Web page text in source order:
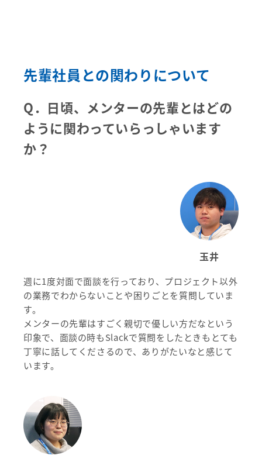
先輩社員との関わりについて
Q． 日頃、メンターの先輩とはどの
ように関わっていらっしゃいます
か？
玉井
週に1度対面で面談を行っており、プロジェクト以外
の業務でわからないことや困りごとを質問していま
す。
メンターの先輩はすごく親切で優しい方だなという
印象で、面談の時もSlackで質問をしたときもとても
丁寧に話してくださるので、ありがたいなと感じて
います。